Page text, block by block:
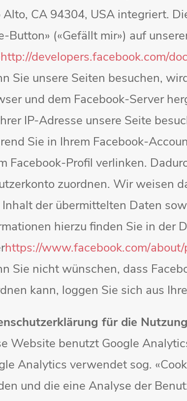
Alto, CA 94304, USA integriert.
Button» («Gefällt mir») auf
http://developers.facebook.com/
Sie unsere Seiten besuchen,
und dem Facebook-Server
IP-Adresse unsere Seite
Sie in Ihrem Facebook-
Facebook-Profil verlinken.
zuordnen. Wir weisen
Inhalt der übermittelten Daten
hierzu finden Sie in der
https://www.facebook.com/about/
Sie nicht wünschen, dass
kann, loggen Sie sich aus
für die
Website benutzt Google
Analytics verwendet sog.
und die eine Analyse der